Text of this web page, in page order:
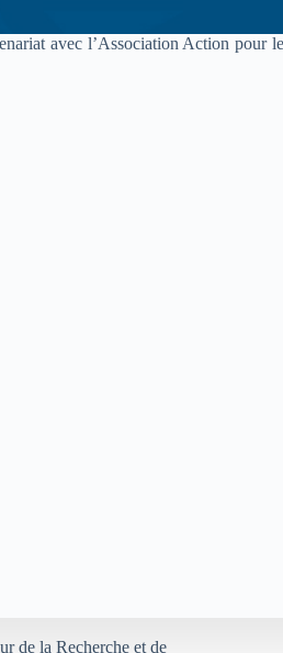
avec l’Association Action pour
de la Recherche et de